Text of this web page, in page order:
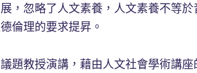
，忽略了人文素養，人文素養不等
倫理的要求提昇。
題教授演講，藉由人文社會學術講座